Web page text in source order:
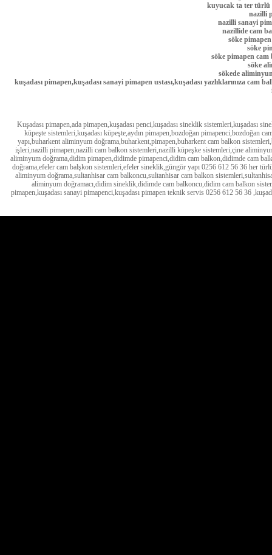
kuyucak ta ter türlü
nazilli
nazilli sanayi
nazillide cam
söke
söke
söke pimapen cam
söke
sökede
kuşadası pimapen,kuşadası sanayi pimapen ustası,kuşadası yazlıklarınıza
Kuşadası pimapen,ada pimapen,kuşadası penci,kuşadası sineklik sistemleri,kuşadası
küpeşte sistemleri,kuşadası küpeşte,aydın pimapen,bozdoğan pimapenci,bozdoğan
yapı,buharkent aliminyum doğrama,buharkent,pimapen,buharkent cam balkon
işleri,nazilli pimapen,nazilli cam balkon sistemleri,nazilli küpeşke sistemleri,çine
aliminyum doğrama,didim pimapen,didimde pimapenci,didim cam balkon,didimde cam
doğrama,efeler cam balşkon sistemleri,efeler sineklik,güngör yapı 0256 612 56 36 her
aliminyum doğrama,sultanhisar cam balkoncu,sultanhisar cam balkon
aliminyum doğramacı,didim sineklik,didimde cam balkoncu,didim cam balkon
pimapen,kuşadası sanayi pimapenci,kuşadası pimapen teknik servis 0256 612 56 36